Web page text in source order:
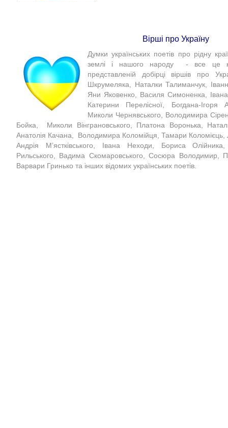
Вірші про Україну
Думки українських поетів про рідну
землі і нашого народу - все це
представленій добірці віршів про
Шкрумеляка, Наталки Талиманчук,
Яни Яковенко, Василя Симоненка,
Катерини Перелісної, Богдана-Ігоря
Миколи Чернявського, Володимира
Бойка, Миколи Вінграновського, Платона Воронька,
Анатолія Качана, Володимира Коломійця, Тамари Коломієць,
Андрія М’ястківського, Івана Неходи, Бориса
Рильського, Вадима Скомаровського, Сосюра Володимир,
Варвари Гринько та інших відомих українських поетів.